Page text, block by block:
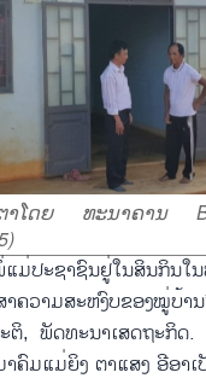
ຕາໂດຍ ທະນາຄານ
ມ່ປະຊາຊົນຢູ່ໃນສິນກິນໃ
ຄວາມສະຫງົບຂອງໝູ່ບ້າ
ຕິ, ພັດທະນາເສດຖະກິດ
ຄົມແມ່ຍິງ ຕາແສງ ອີອາ